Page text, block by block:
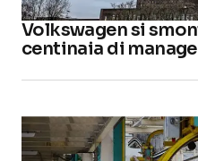
Volkswagen si
centinaia di